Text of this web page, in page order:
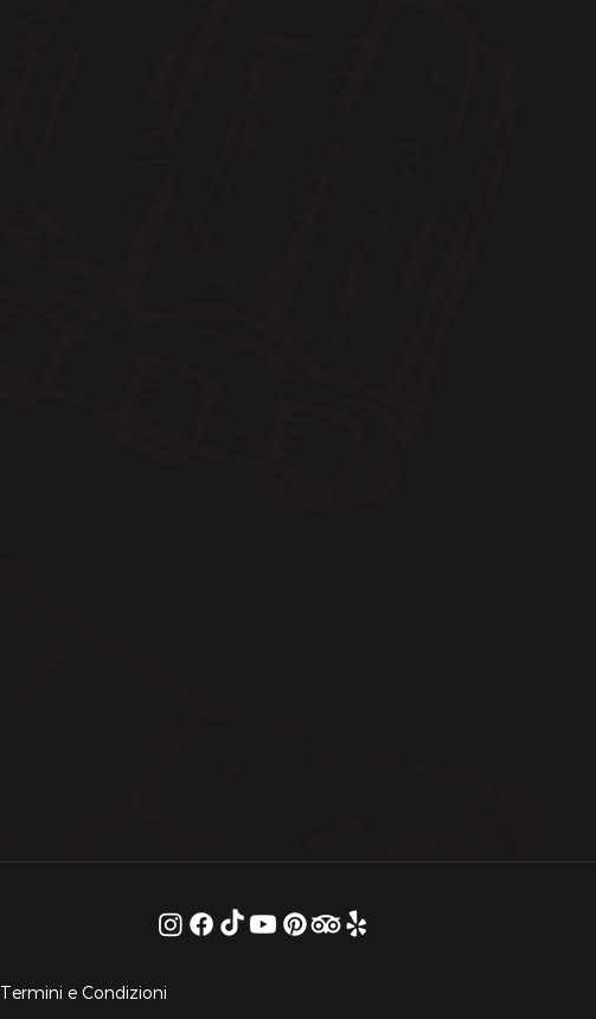
Termini e Condizioni